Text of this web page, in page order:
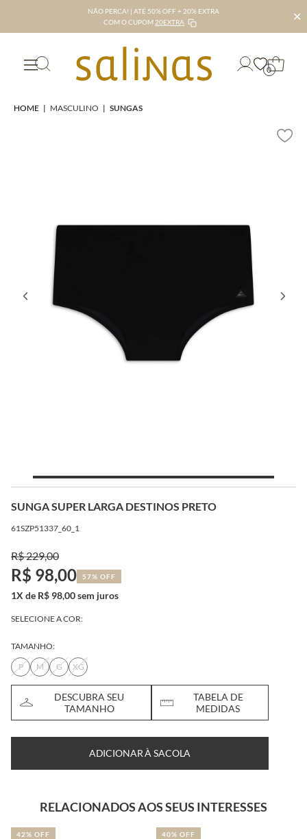
NÃO PERCA! | ATÉ 50% OFF + 20% EXTRA
COM O CUPOM 20EXTRA ✕
0
HOME | MASCULINO | SUNGAS
SUNGA SUPER LARGA DESTINOS PRETO
61SZP51337_60_1
R$ 229,00
R$ 98,00 57% OFF
1X de R$ 98,00 sem juros
SELECIONE A COR:
TAMANHO:
P
M G XG
DESCUBRA SEU
TAMANHO
TABELA DE
MEDIDAS
ADICIONAR À SACOLA
RELACIONADOS AOS SEUS INTERESSES
42% OFF 40% OFF